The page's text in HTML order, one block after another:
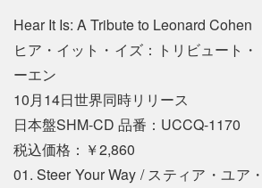
Hear It Is: A Tribute to Leonard Cohen
ヒア・イット・イズ：トリビュート
ーエン
10月14日世界同時リリース
日本盤SHM-CD 品番：UCCQ-1170
税込価格：￥2,860
01. Steer Your Way / スティア・ユア